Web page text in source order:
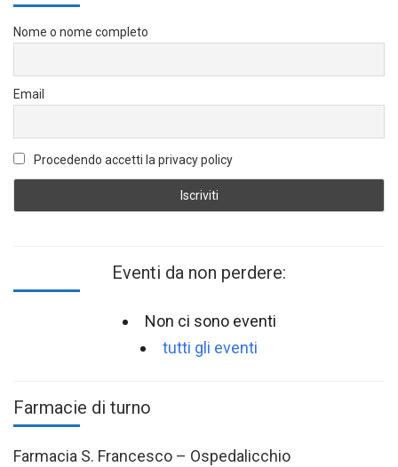
Nome o nome completo
Email
Procedendo accetti la privacy policy
Eventi da non perdere:
Non ci sono eventi
tutti gli eventi
Farmacie di turno
Farmacia S. Francesco – Ospedalicchio